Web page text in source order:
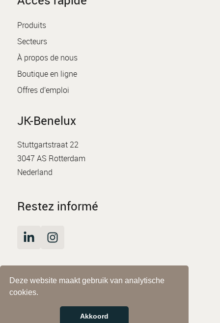
Deze website maakt gebruik van analytische
cookies.
Akkoord
Produits
Secteurs
À propos de nous
Boutique en ligne
Offres d’emploi
JK-Benelux
Stuttgartstraat 22
3047 AS Rotterdam
Nederland
Restez informé
© JK-Benelux
Déclaration de confidentialité